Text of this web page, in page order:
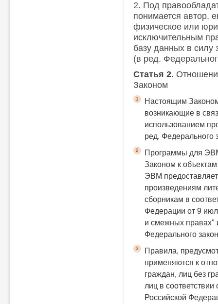
2. Под
понимается автор,
физическое или
исключительным
базу данных в силу
(в ред.
Статья 2.
Законом
Настоящим
возникающие в
использованием
ред. Федерального
1
Программы для
Законом к
ЭВМ
произведениям
сборникам в
Федерации от 9
и смежных
Федерального
2
Правила,
применяются к
граждан, лиц без
лиц в
Российской
3